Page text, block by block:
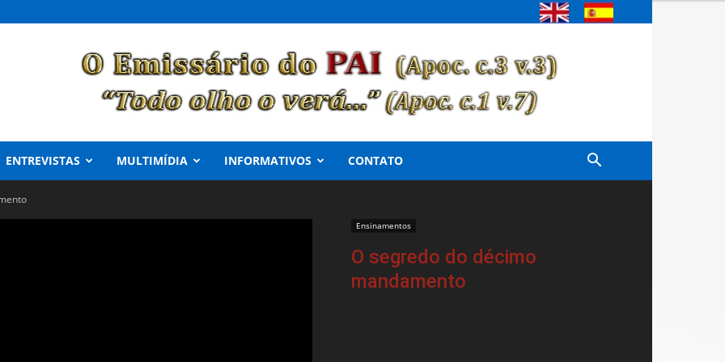
ENTREVISTAS MULTIMÍDIA INFORMATIVOS CONTATO
Ensinamentos
O segredo do décimo
mandamento